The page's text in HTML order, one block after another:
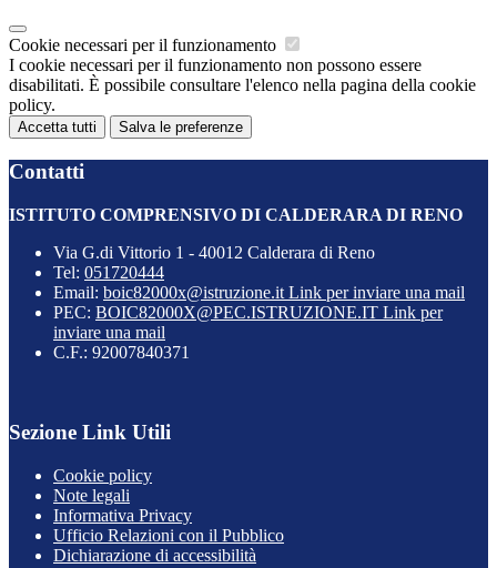
Cookie necessari per il funzionamento
I cookie necessari per il funzionamento non possono essere
disabilitati. È possibile consultare l'elenco nella pagina della cookie
policy.
Accetta tutti Salva le preferenze
Contatti
ISTITUTO COMPRENSIVO DI CALDERARA DI RENO
Via G.di Vittorio 1 - 40012 Calderara di Reno
Tel: 051720444
Email: boic82000x@istruzione.it Link per inviare una mail
PEC: BOIC82000X@PEC.ISTRUZIONE.IT Link per
inviare una mail
C.F.: 92007840371
Sezione Link Utili
Cookie policy
Note legali
Informativa Privacy
Ufficio Relazioni con il Pubblico
Dichiarazione di accessibilità